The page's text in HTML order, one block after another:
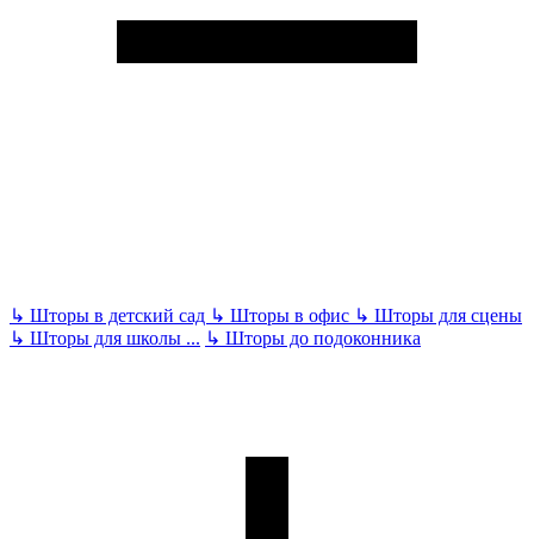
↳ Шторы в детский сад ↳ Шторы в офис ↳ Шторы для сцены
↳ Шторы для школы ... ↳ Шторы до подоконника